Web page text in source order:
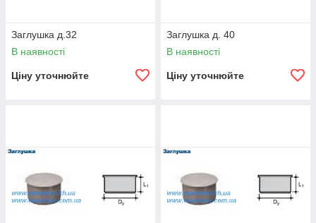
Заглушка д.32
В наявності
Ціну уточнюйте
Заглушка д. 40
В наявності
Ціну уточнюйте